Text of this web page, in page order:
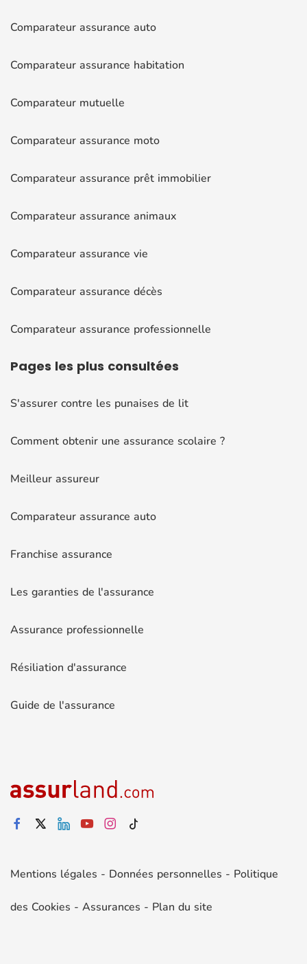
Comparateur assurance auto
Comparateur assurance habitation
Comparateur mutuelle
Comparateur assurance moto
Comparateur assurance prêt immobilier
Comparateur assurance animaux
Comparateur assurance vie
Comparateur assurance décès
Comparateur assurance professionnelle
Pages les plus consultées
S'assurer contre les punaises de lit
Comment obtenir une assurance scolaire ?
Meilleur assureur
Comparateur assurance auto
Franchise assurance
Les garanties de l'assurance
Assurance professionnelle
Résiliation d'assurance
Guide de l'assurance
Mentions légales - Données personnelles - Politique
des Cookies - Assurances - Plan du site